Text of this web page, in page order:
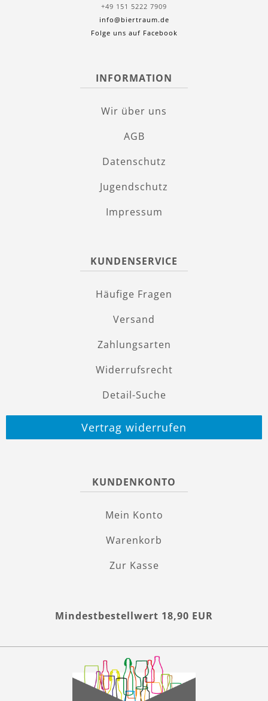
+49 151 5222 7909
info@biertraum.de
Folge uns auf Facebook
INFORMATION
Wir über uns
AGB
Datenschutz
Jugendschutz
Impressum
KUNDENSERVICE
Häufige Fragen
Versand
Zahlungsarten
Widerrufsrecht
Detail-Suche
Vertrag widerrufen
KUNDENKONTO
Mein Konto
Warenkorb
Zur Kasse
Mindestbestellwert 18,90 EUR